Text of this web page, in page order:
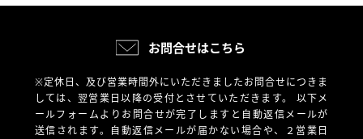
お問合せはこちら
※定休日、及び営業時間外にいただきましたお問合せにつきま
しては、翌営業日以降の受付とさせていただきます。 以下メ
ールフォームよりお問合せが完了しますと自動返信メールが
送信されます。自動返信メールが届かない場合や、
２営業日